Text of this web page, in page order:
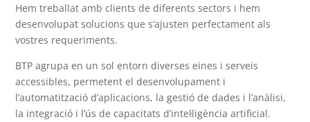
Hem treballat amb clients de diferents sectors i hem
desenvolupat solucions que s’ajusten perfectament als
vostres requeriments.
BTP agrupa en un sol entorn diverses eines i serveis
accessibles, permetent el desenvolupament i
l’automatització d’aplicacions, la gestió de dades i l’anàlisi,
la integració i l’ús de capacitats d’intel·ligència artificial.